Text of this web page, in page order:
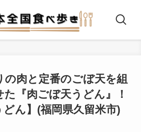
の肉と定番のごぼ天を組
た『肉ごぼ天うどん』！
どん】(福岡県久留米市)